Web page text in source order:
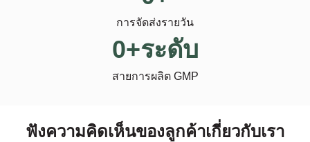
การจัดส่งรายวัน
สายการผลิต GMP
0+ระดับ
ฟังความคิดเห็นของลูกค้าเกี่ยวกับเรา